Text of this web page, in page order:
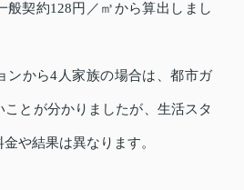
般契約128円／㎥から算出しまし
ンから4人家族の場合は、都市ガ
ことが分かりましたが、生活スタ
や結果は異なります。